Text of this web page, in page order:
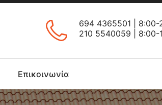
694 4365501
|
210 5540059
|
Επικοινωνία